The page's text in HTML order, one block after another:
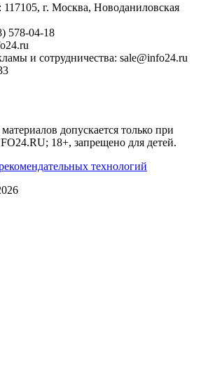
г. Москва, Новоданиловская
578-04-18
и сотрудничества: sale@info24.ru
допускается только при
18+, запрещено для детей.
технологий